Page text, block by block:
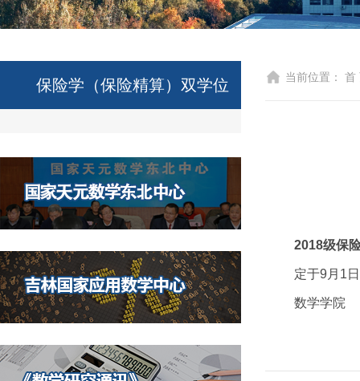
保险学（保险精算）双学位 当前位置： 首
2018级保
定于9月1
数学学院